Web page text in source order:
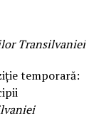
Transilvaniei
temporară: